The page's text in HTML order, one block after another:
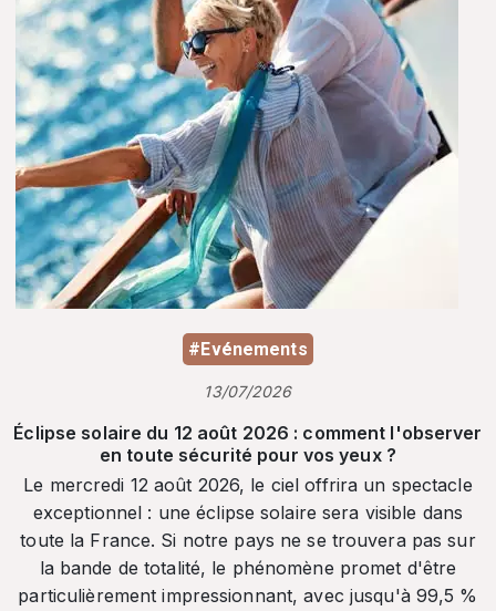
#Evénements
13/07/2026
Éclipse solaire du 12 août 2026 : comment l'observer
en toute sécurité pour vos yeux ?
Le mercredi 12 août 2026, le ciel offrira un spectacle
exceptionnel : une éclipse solaire sera visible dans
toute la France. Si notre pays ne se trouvera pas sur
la bande de totalité, le phénomène promet d'être
particulièrement impressionnant, avec jusqu'à 99,5 %